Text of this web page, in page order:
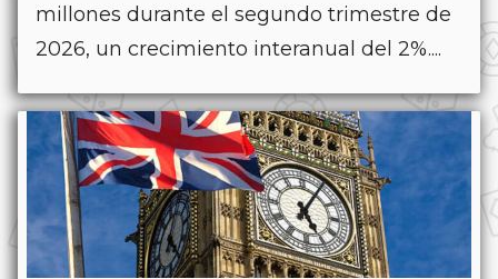
millones durante el segundo trimestre de
2026, un crecimiento interanual del 2%....